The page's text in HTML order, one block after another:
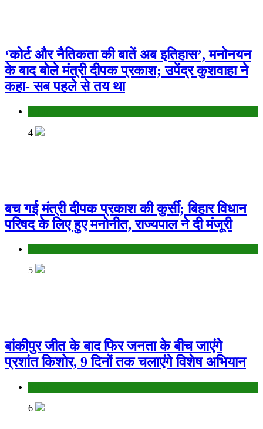
‘कोर्ट और नैतिकता की बातें अब इतिहास’, मनोनयन
के बाद बोले मंत्री दीपक प्रकाश; उपेंद्र कुशवाहा ने
कहा- सब पहले से तय था
4
बच गई मंत्री दीपक प्रकाश की कुर्सी; बिहार विधान
परिषद के लिए हुए मनोनीत, राज्यपाल ने दी मंजूरी
5
बांकीपुर जीत के बाद फिर जनता के बीच जाएंगे
प्रशांत किशोर, 9 दिनों तक चलाएंगे विशेष अभियान
6